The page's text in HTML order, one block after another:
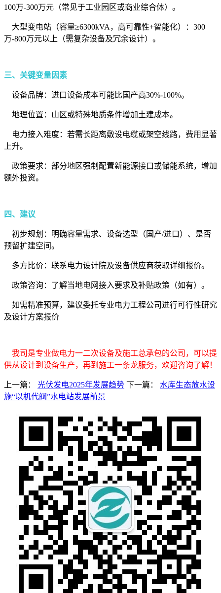
100万-300万元（常见于工业园区或商业综合体）。
大型变电站（容量≥6300kVA，高可靠性+智能化）：300
万-800万元以上（需复杂设备及冗余设计）。
三、关键变量因素
设备品牌：进口设备成本可能比国产高30%-100%。
地理位置：山区或特殊地质条件增加土建成本。
电力接入难度：若需长距离敷设电缆或架空线路，费用显著
上升。
政策要求：部分地区强制配置新能源接口或储能系统，增加
额外投资。
四、建议
初步规划：明确容量需求、设备选型（国产/进口）、是否
预留扩建空间。
多方比价：联系电力设计院及设备供应商获取详细报价。
政策咨询：了解当地电网接入要求及补贴政策（如有）。
如需精准预算，建议委托专业电力工程公司进行可行性研究
及设计方案报价
我司是专业做电力一二次设备及施工总承包的公司，可以提
供从设计到设备生产，再到施工一条龙服务，欢迎咨询了解！
上一篇： 光伏发电2025年发展趋势 下一篇： 水库生态放水设
施“以机代阀”水电站发展前景